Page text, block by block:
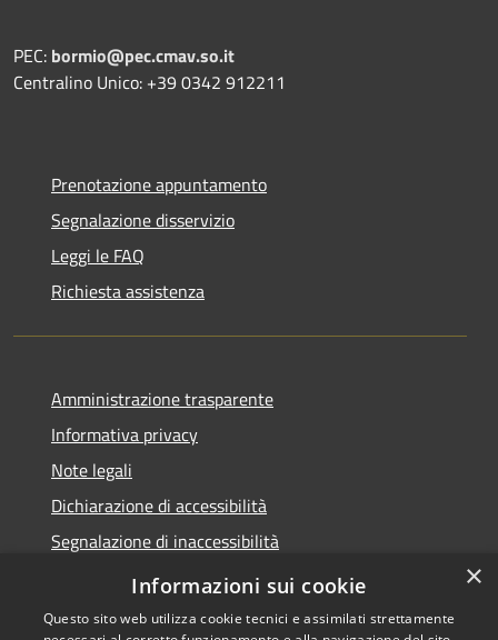
PEC: bormio@pec.cmav.so.it
Centralino Unico: +39 0342 912211
Prenotazione appuntamento
Segnalazione disservizio
Leggi le FAQ
Richiesta assistenza
Amministrazione trasparente
Informativa privacy
Note legali
Dichiarazione di accessibilità
Segnalazione di inaccessibilità
Whistleblowing segnalazione illeciti
×
Informazioni sui cookie
Questo sito web utilizza cookie tecnici e assimilati strettamente